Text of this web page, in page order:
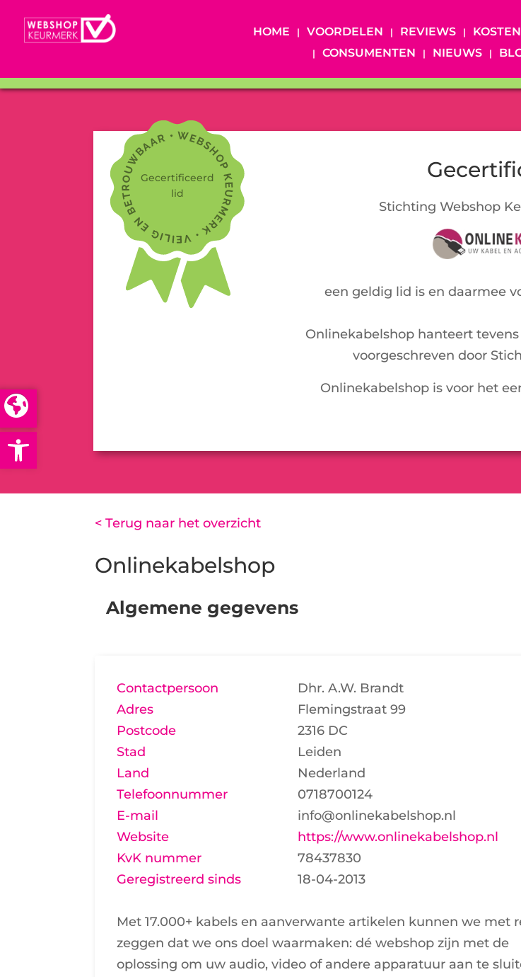
Open toolbar
HOME VOORDELEN REVIEWS KOSTEN
CONSUMENTEN
NIEUWS
Gecertificeerd
lid
Stichting Webshop
een geldig lid is en daarmee
Onlinekabelshop hanteert
voorgeschreven door
Onlinekabelshop is voor het
< Terug naar het overzicht
Onlinekabelshop
Algemene gegevens
Contactpersoon
Dhr. A.W. Brandt
Adres
Flemingstraat 99
Postcode
2316 DC
Stad
Leiden
Land
Nederland
Telefoonnummer
0718700124
E-mail
info@onlinekabelshop.nl
Website
https://www.onlinekabelshop.nl
KvK nummer
78437830
Geregistreerd sinds
18-04-2013
Met 17.000+ kabels en aanverwante artikelen kunnen we met
zeggen dat we ons doel waarmaken: dé webshop zijn met de
oplossing om uw audio, video of andere apparatuur aan te